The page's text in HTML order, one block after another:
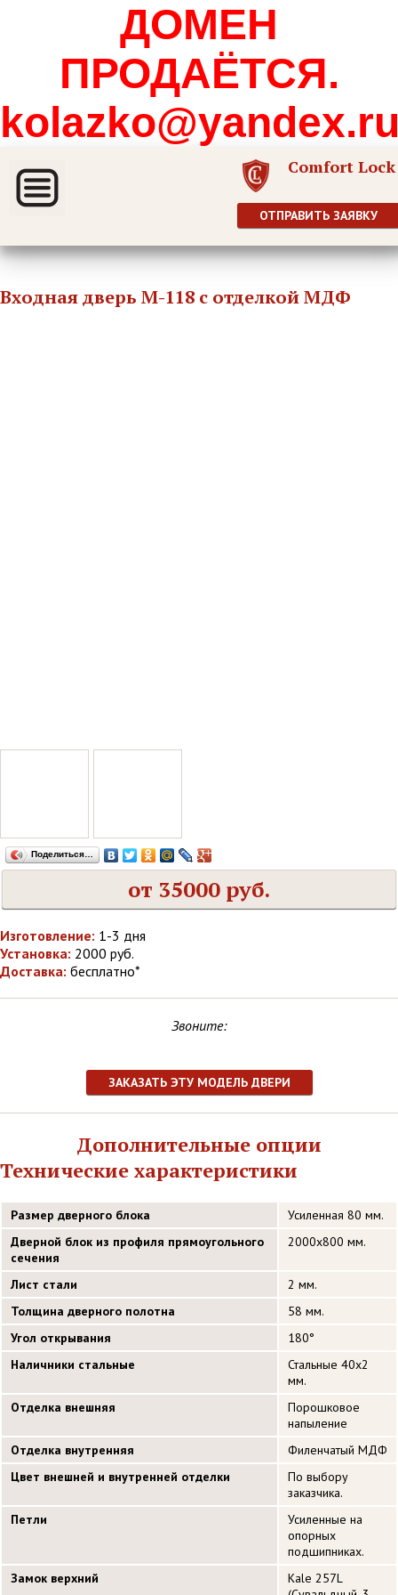
ДОМЕН
ПРОДАЁТСЯ.
Comfort Lock
ОТПРАВИТЬ ЗАЯВКУ
Входная дверь М-118 с отделкой МДФ
Поделиться…
от 35000 руб.
Изготовление: 1-3 дня
Установка: 2000 руб.
Доставка: бесплатно*
Звоните:
ЗАКАЗАТЬ ЭТУ МОДЕЛЬ ДВЕРИ
Дополнительные опции
Технические характеристики
Размер дверного блока
Усиленная 80 мм.
Дверной блок из профиля прямоугольного
сечения
2000х800 мм.
Лист стали
2 мм.
Толщина дверного полотна
58 мм.
Угол открывания
180°
Наличники стальные
Стальные 40х2
мм.
Отделка внешняя
Порошковое
напыление
Отделка внутренняя
Филенчатый МДФ
Цвет внешней и внутренней отделки
По выбору
заказчика.
Петли
Усиленные на
опорных
подшипниках.
Замок верхний
Kale 257L